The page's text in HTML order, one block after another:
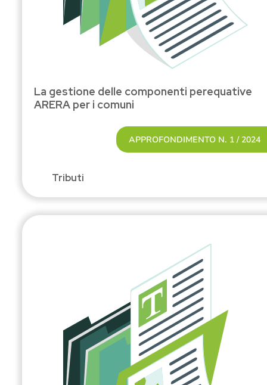
La gestione delle componenti perequative
ARERA per i comuni
APPROFONDIMENTO N. 1 / 2024
Tributi